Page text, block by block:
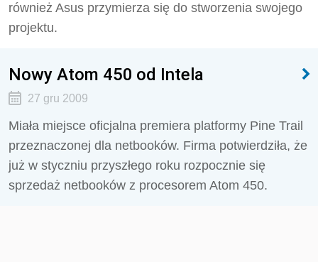
również Asus przymierza się do stworzenia swojego
projektu.
Nowy Atom 450 od Intela
27 gru 2009
Miała miejsce oficjalna premiera platformy Pine Trail
przeznaczonej dla netbooków. Firma potwierdziła, że
już w styczniu przyszłego roku rozpocznie się
sprzedaż netbooków z procesorem Atom 450.